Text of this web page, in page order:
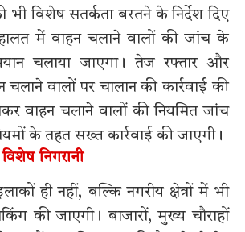
भी विशेष सतर्कता बरतने के निर्देश दिए
में वाहन चलाने वालों की जांच के
चलाया जाएगा। तेज रफ्तार और
चलाने वालों पर चालान की कार्रवाई की
वाहन चलाने वालों की नियमित जांच
के तहत सख्त कार्रवाई की जाएगी।
विशेष निगरानी
ही नहीं, बल्कि नगरीय क्षेत्रों में भी
की जाएगी। बाजारों, मुख्य चौराहों